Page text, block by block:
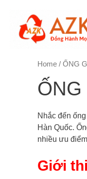
content
Home / ỐNG
ỐNG
Nhắc đến
Hàn Quốc.
nhiều ưu
Giới